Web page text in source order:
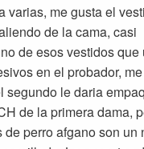
varias, me gusta el
de la cama, casi
de esos vestidos que
en el probador, me
segundo le daria
de la primera dama,
perro afgano son un